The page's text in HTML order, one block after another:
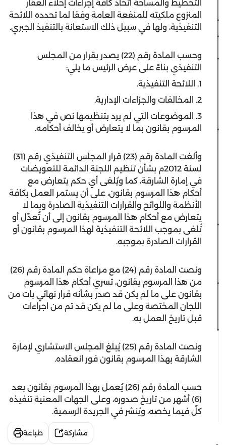
التخطيط والمساحة اتخاذ كافة إجراءات إخلاء العقار
المنزوع ملكيته للمنفعة العامة وفقا لما تحدده اللائحة
التنفيذية، ولها في سبيل ذلك الاستعانة بالتنفيذ الجبري.
وحسب المادة رقم (22) يصدر بقرار من المجلس
التنفيذي بناءً على عرض الرئيس ما يلي:
1. اللائحة التنفيذية.
2. المخالفات والجزاءات الإدارية.
3. الموضوعات التي لم يرد بتنظيمها نص في هذا
المرسوم بقانون بما لا يتعارض أو يخالف أحكامه.
وألغت المادة رقم (23) قرار المجلس التنفيذي رقم (31)
لسنة 2012م بشأن تنظيم اللجنة الدائمة للتعويضات
في إمارة الشارقة، كما ويُلغى أي حكم يتعارض مع
أحكام هذا المرسوم بقانون، على أن يستمر العمل بكافة
الأنظمة واللوائح والقرارات التنفيذية الصادرة وبما لا
يتعارض مع أحكام هذا المرسوم بقانون إلى أن تُعدّل أو
تُلغى بموجب اللائحة التنفيذية لهذا المرسوم بقانون أو
القرارات الصادرة بموجبه.
ونصت المادة رقم (24) مع مراعاة حكم المادة رقم (26)
من هذا المرسوم بقانون، تسري أحكام هذا المرسوم
بقانون على ما لم يكن قد صدر بشأنه قرار نهائي بات من
اللجان المختصة وعلى ما لم يكن قد تم من اجراءات
قبل تاريخ العمل به.
ونصت المادة رقم (25) يُبلغ المجلس الاستشاري لإمارة
الشارقة بهذا المرسوم بقانون فور انعقاده.
حسب المادة رقم (26) يُعمل بهذا المرسوم بقانون بعد
(6) أشهر من تاريخ صدوره، وعلى الجهات المعنية تنفيذه
كلٌ فيما يخصه، ويُنشر في الجريدة الرسمية.
مشاركة طباعة